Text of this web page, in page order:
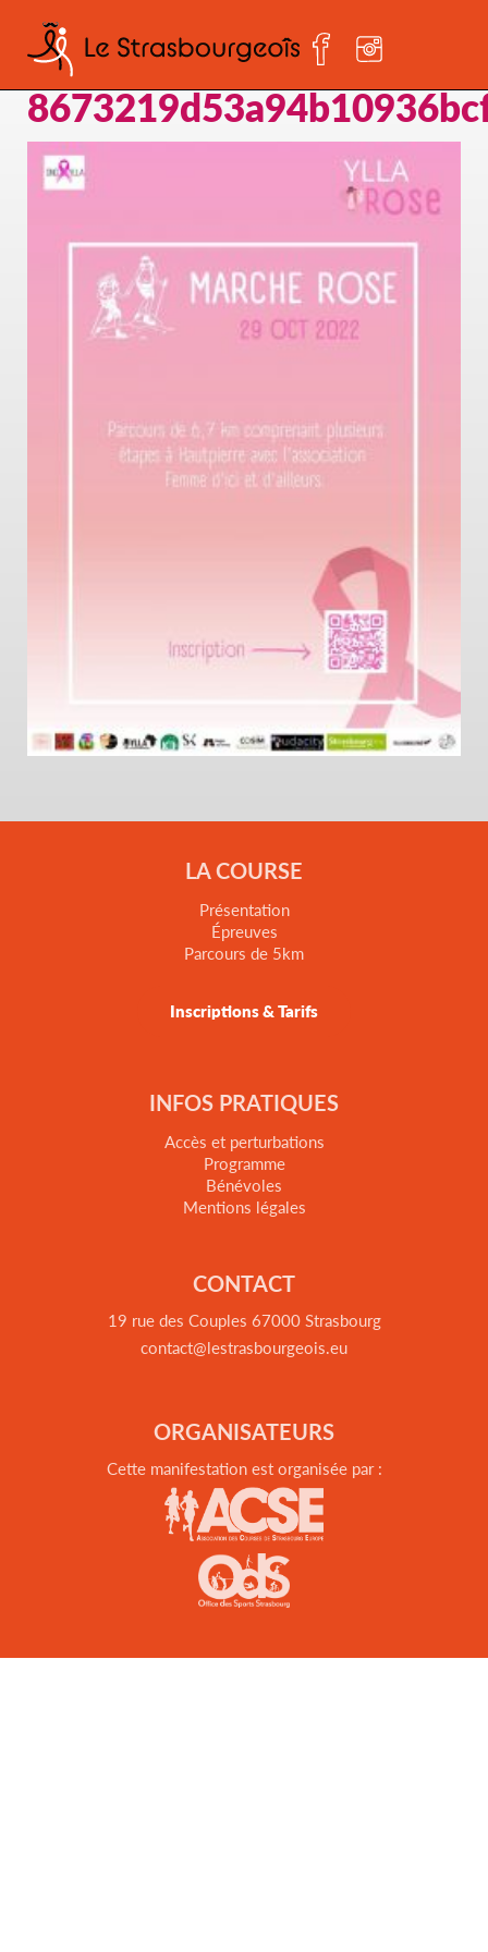
5-
LA COURSE
Présentation
Épreuves
Parcours de 5km
Inscriptions & Tarifs
INFOS PRATIQUES
Accès et perturbations
Programme
Bénévoles
Mentions légales
CONTACT
19 rue des Couples 67000 Strasbourg
contact@lestrasbourgeois.eu
ORGANISATEURS
Cette manifestation est organisée par :